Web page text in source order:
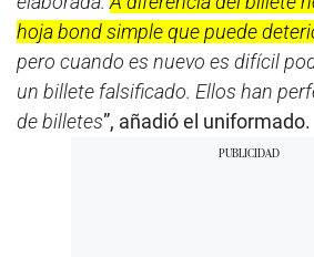
hoja bond simple que puede
pero cuando es nuevo es difícil
un billete falsificado. Ellos han
de billetes”, añadió el uniformado.